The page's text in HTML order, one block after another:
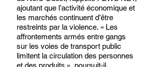
ajoutant que l’activité économique et
les marchés continuent d’être
restreints par la violence. « Les
affrontements armés entre gangs
sur les voies de transport public
limitent la circulation des personnes
et des produits », poursuit-il.